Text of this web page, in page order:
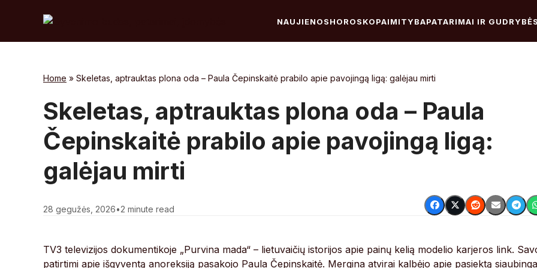
NAUJIENOSHOROSKOPAIMITYBAPATARIMAI IR GUDRYBĖS
Home » Skeletas, aptrauktas plona oda – Paula Čepinskaitė prabilo apie pavojingą ligą: galėjau mirti
Skeletas, aptrauktas plona oda – Paula
Čepinskaitė prabilo apie pavojingą ligą:
galėjau mirti
28 gegužės, 2026•2 minute read
TV3 televizijos dokumentikoje „Purvina mada“ – lietuvaičių istorijos apie painų kelią modelio karjeros link.
patirtimi apie išgyventą anoreksiją pasakojo Paula Čepinskaitė. Mergina atvirai kalbėjo apie pasiektą